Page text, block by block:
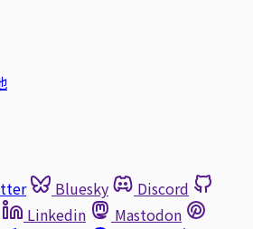
Bluesky
Discord
Linkedin
Mastodon